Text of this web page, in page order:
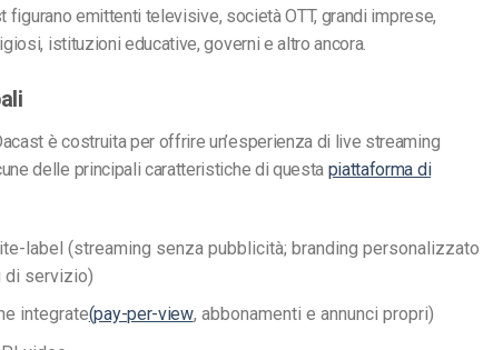
figurano emittenti televisive, società OTT, grandi imprese,
istituzioni educative, governi e altro ancora.
è costruita per offrire un’esperienza di live streaming
delle principali caratteristiche di questa piattaforma di
label (streaming senza pubblicità; branding personalizzato
di servizio)
integrate(pay-per-view, abbonamenti e annunci propri)